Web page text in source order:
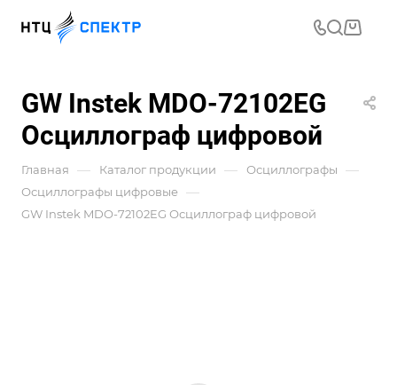
GW Instek MDO-72102EG
Осциллограф цифровой
Главная — Каталог продукции — Осциллографы —
Осциллографы цифровые —
GW Instek MDO-72102EG Осциллограф цифровой